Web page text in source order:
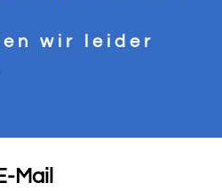
wir leider
Mail